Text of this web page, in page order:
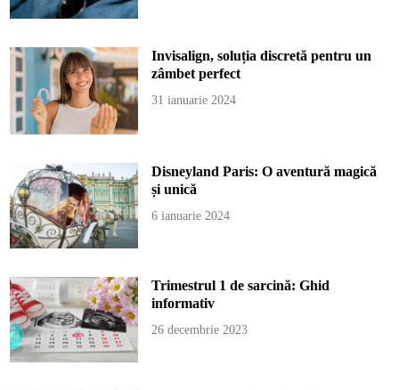
Invisalign, soluția discretă pentru un
zâmbet perfect
31 ianuarie 2024
Disneyland Paris: O aventură magică
și unică
6 ianuarie 2024
Trimestrul 1 de sarcină: Ghid
informativ
26 decembrie 2023